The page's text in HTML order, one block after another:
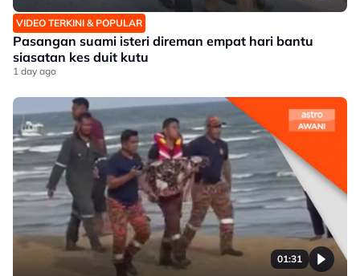
VIDEO TERKINI & POPULAR
Pasangan suami isteri direman empat hari bantu
siasatan kes duit kutu
1 day ago
01:31